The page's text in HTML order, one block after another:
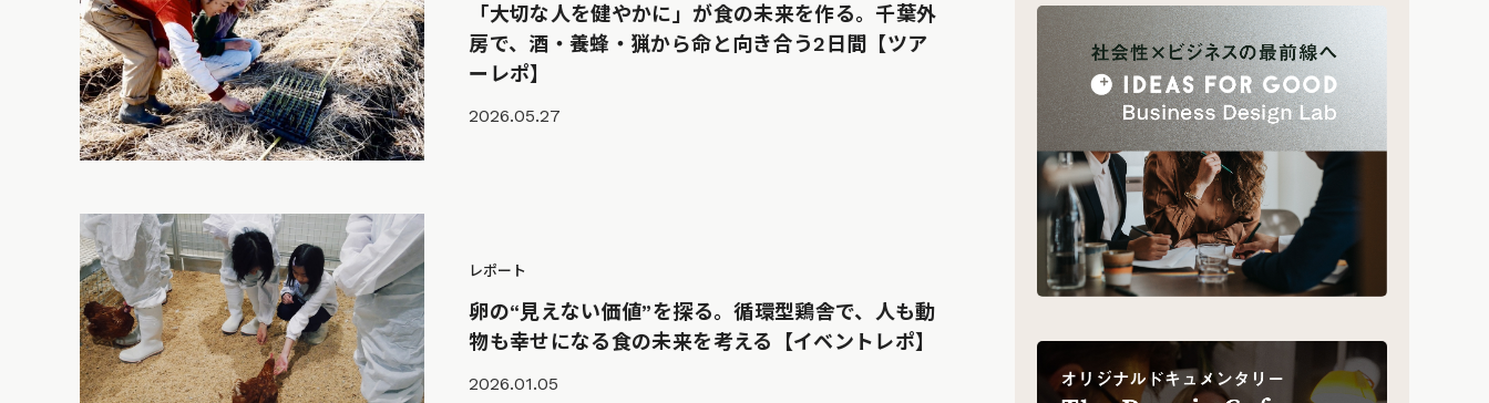
「大切な人を健やかに」が食の未来を作る。千葉外
房で、酒・養蜂・猟から命と向き合う2日間【ツア
ーレポ】
2026.05.27
レポート
卵の“見えない価値”を探る。循環型鶏舎で、人も動
物も幸せになる食の未来を考える【イベントレポ】
2026.01.05